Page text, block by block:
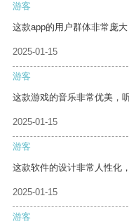
游客
这款app的用户群体非常庞
2025-01-15
游客
这款游戏的音乐非常优美，
2025-01-15
游客
这款软件的设计非常人性化
2025-01-15
游客